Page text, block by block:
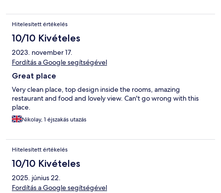
Hitelesített értékelés
10/10 Kivételes
2023. november 17.
Fordítás a Google segítségével
Great place
Very clean place, top design inside the rooms, amazing
restaurant and food and lovely view. Can't go wrong with this
place.
Nikolay, 1 éjszakás utazás
Hitelesített értékelés
10/10 Kivételes
2025. június 22.
Fordítás a Google segítségével